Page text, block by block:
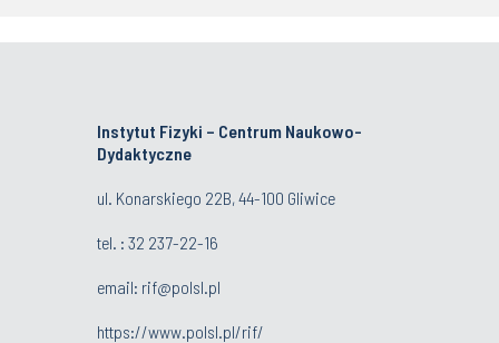
Instytut Fizyki – Centrum Naukowo-
Dydaktyczne
ul. Konarskiego 22B, 44-100 Gliwice
tel. : 32 237-22-16
email: rif@polsl.pl
https://www.polsl.pl/rif/